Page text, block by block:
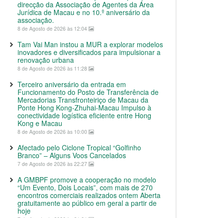
direcção da Associação de Agentes da Área
Jurídica de Macau e no 10.º aniversário da
associação.
8 de Agosto de 2026 às 12:04
Tam Vai Man instou a MUR a explorar modelos
inovadores e diversificados para impulsionar a
renovação urbana
8 de Agosto de 2026 às 11:28
Terceiro aniversário da entrada em
Funcionamento do Posto de Transferência de
Mercadorias Transfronteiriço de Macau da
Ponte Hong Kong-Zhuhai-Macau Impulso à
conectividade logística eficiente entre Hong
Kong e Macau
8 de Agosto de 2026 às 10:00
Afectado pelo Ciclone Tropical “Golfinho
Branco” – Alguns Voos Cancelados
7 de Agosto de 2026 às 22:27
A GMBPF promove a cooperação no modelo
“Um Evento, Dois Locais”, com mais de 270
encontros comerciais realizados ontem Aberta
gratuitamente ao público em geral a partir de
hoje